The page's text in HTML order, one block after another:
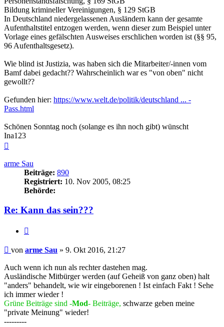
Bildung krimineller Vereinigungen, § 129 StGB
In Deutschland niedergelassenen Ausländern kann der gesamte
Aufenthaltstitel entzogen werden, wenn dieser zum Beispiel unter
Vorlage eines gefälschten Ausweises erschlichen worden ist (§§ 95,
96 Aufenthaltsgesetz).
Wie blind ist Justizia, was haben sich die Mitarbeiter/-innen vom
Bamf dabei gedacht?? Wahrscheinlich war es "von oben" nicht
gewollt??
Gefunden hier: https://www.welt.de/politik/deutschland ... -
Pass.html
Schönen Sonntag noch (solange es ihn noch gibt) wünscht
Ina123
arme Sau
Beiträge: 890
Registriert: 10. Nov 2005, 08:25
Behörde:
Re: Kann das sein???
Beitrag
von arme Sau » 9. Okt 2016, 21:27
Auch wenn ich nun als rechter dastehen mag.
Ausländische Mitbürger werden (auf Geheiß von ganz oben) halt
"anders" behandelt, wie wir eingeborenen ! Ist einfach Fakt ! Sehe
ich immer wieder !
Grüne Beiträge sind -Mod- Beiträge, schwarze geben meine
"private Meinung" wieder!
---------